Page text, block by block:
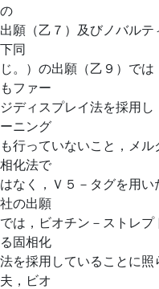
の
出願（乙７）及びノバル
下同
じ。）の出願（乙９）で
もファー
ジディスプレイ法を採用
ーニング
も行っていないこと，メ
相化法で
はなく，Ｖ５－タグを用
社の出願
では，ビオチン－ストレ
る固相化
法を採用していることに
夫，ビオ